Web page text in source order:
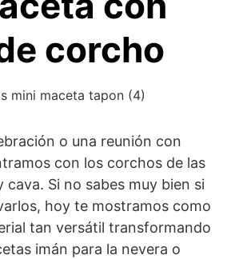
corcho
o una reunión con
con los corchos de las
cava. Si no sabes muy bien si
hoy te mostramos como
tan versátil transformando
imán para la nevera o